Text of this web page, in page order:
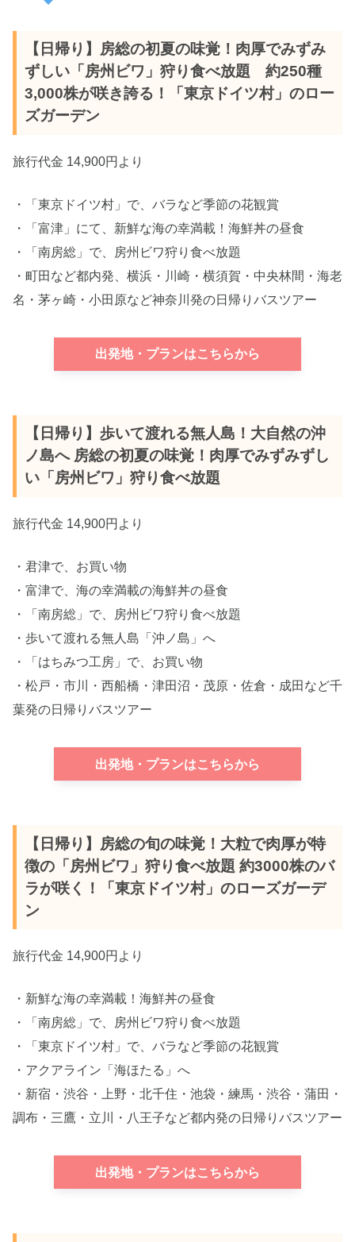
【日帰り】房総の初夏の味覚！肉厚でみずみ
ずしい「房州ビワ」狩り食べ放題 約250種
3,000株が咲き誇る！「東京ドイツ村」のロー
ズガーデン
旅行代金 14,900円より
・「東京ドイツ村」で、バラなど季節の花観賞
・「富津」にて、新鮮な海の幸満載！海鮮丼の昼食
・「南房総」で、房州ビワ狩り食べ放題
・町田など都内発、横浜・川崎・横須賀・中央林間・海老
名・茅ヶ崎・小田原など神奈川発の日帰りバスツアー
出発地・プランはこちらから
【日帰り】歩いて渡れる無人島！大自然の沖
ノ島へ 房総の初夏の味覚！肉厚でみずみずし
い「房州ビワ」狩り食べ放題
旅行代金 14,900円より
・君津で、お買い物
・富津で、海の幸満載の海鮮丼の昼食
・「南房総」で、房州ビワ狩り食べ放題
・歩いて渡れる無人島「沖ノ島」へ
・「はちみつ工房」で、お買い物
・松戸・市川・西船橋・津田沼・茂原・佐倉・成田など千
葉発の日帰りバスツアー
出発地・プランはこちらから
【日帰り】房総の旬の味覚！大粒で肉厚が特
徴の「房州ビワ」狩り食べ放題 約3000株のバ
ラが咲く！「東京ドイツ村」のローズガーデ
ン
旅行代金 14,900円より
・新鮮な海の幸満載！海鮮丼の昼食
・「南房総」で、房州ビワ狩り食べ放題
・「東京ドイツ村」で、バラなど季節の花観賞
・アクアライン「海ほたる」へ
・新宿・渋谷・上野・北千住・池袋・練馬・渋谷・蒲田・
調布・三鷹・立川・八王子など都内発の日帰りバスツアー
出発地・プランはこちらから